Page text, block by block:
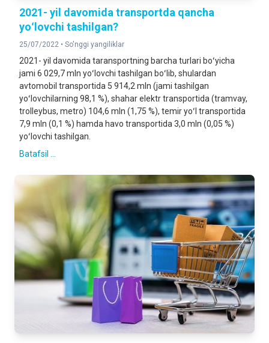
2021- yil davomida transportda qancha
yoʻlovchi tashilgan?
25/07/2022 • So'nggi yangiliklar
2021- yil davomida taransportning barcha turlari boʻyicha
jami 6 029,7 mln yoʻlovchi tashilgan boʻlib, shulardan
avtomobil transportida 5 914,2 mln (jami tashilgan
yoʻlovchilarning 98,1 %), shahar elektr transportida (tramvay,
trolleybus, metro) 104,6 mln (1,75 %), temir yoʻl transportida
7,9 mln (0,1 %) hamda havo transportida 3,0 mln (0,05 %)
yoʻlovchi tashilgan.
Batafsil ...